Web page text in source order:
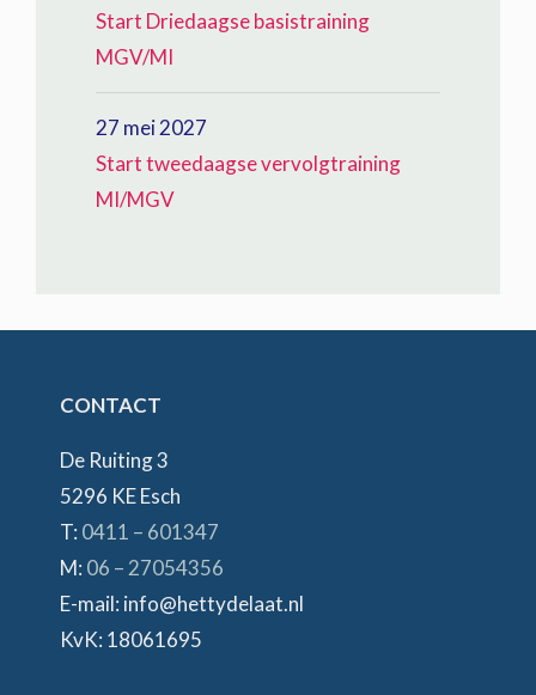
Start Driedaagse basistraining
MGV/MI
27 mei 2027
Start tweedaagse vervolgtraining
MI/MGV
CONTACT
De Ruiting 3
5296 KE Esch
T: 0411 – 601347
M: 06 – 27054356
E-mail: info@hettydelaat.nl
KvK: 18061695